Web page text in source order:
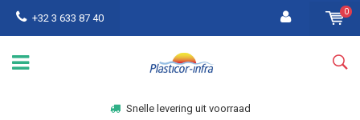
+32 3 633 87 40
0
Snelle levering uit voorraad